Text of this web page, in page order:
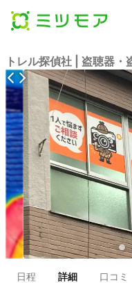
トレル探偵社 | 盗聴器・
●
日程 詳細 口コミ